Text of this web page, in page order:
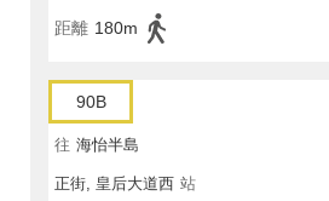
距離 180m
90B
往 海怡半島
正街, 皇后大道西 站